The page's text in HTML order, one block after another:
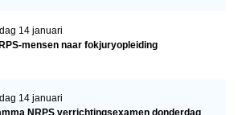
14 januari
mensen naar fokjuryopleiding
14 januari
NRPS verrichtingsexamen donderdag